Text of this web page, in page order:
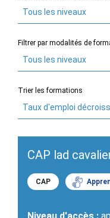
Tous les niveaux
Filtrer par modalités de
Tous les niveaux
Trier les formations
Taux d'emploi
CAP lad
CAP